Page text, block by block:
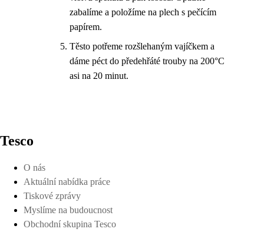
zabalíme a položíme na plech s pečícím
papírem.
Těsto potřeme rozšlehaným vajíčkem a
dáme péct do předehřáté trouby na 200°C
asi na 20 minut.
Tesco
O nás
Aktuální nabídka práce
Tiskové zprávy
Myslíme na budoucnost
Obchodní skupina Tesco